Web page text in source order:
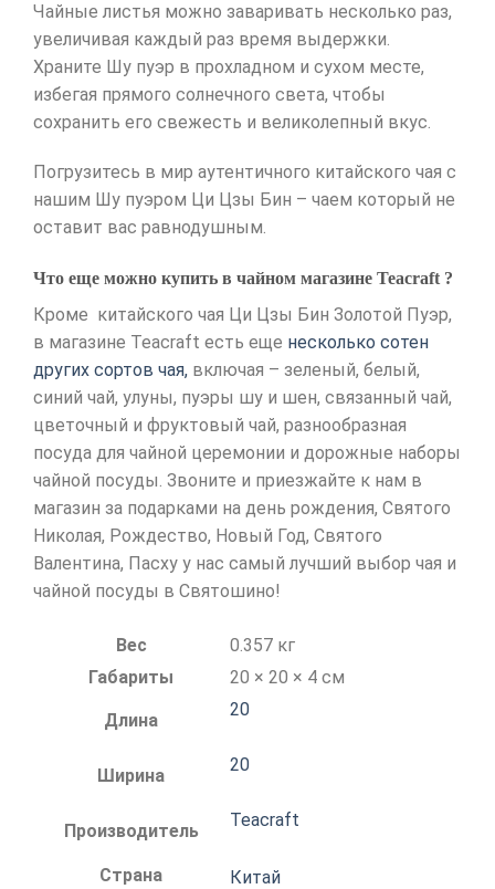
Чайные листья можно заваривать несколько раз,
увеличивая каждый раз время выдержки.
Храните Шу пуэр в прохладном и сухом месте,
избегая прямого солнечного света, чтобы
сохранить его свежесть и великолепный вкус.
Погрузитесь в мир аутентичного китайского чая с
нашим Шу пуэром Ци Цзы Бин – чаем который не
оставит вас равнодушным.
Что еще можно купить в чайном магазине Teacraft ?
Кроме китайского чая Ци Цзы Бин Золотой Пуэр,
в магазине Teacraft есть еще несколько сотен
других сортов чая, включая – зеленый, белый,
синий чай, улуны, пуэры шу и шен, связанный чай,
цветочный и фруктовый чай, разнообразная
посуда для чайной церемонии и дорожные наборы
чайной посуды. Звоните и приезжайте к нам в
магазин за подарками на день рождения, Святого
Николая, Рождество, Новый Год, Святого
Валентина, Пасху у нас самый лучший выбор чая и
чайной посуды в Святошино!
Вес
0.357 кг
Габариты
20 × 20 × 4 см
Длина
20
Ширина
20
Производитель
Teacraft
Страна
Китай